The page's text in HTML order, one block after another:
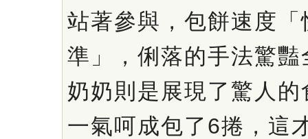
站著參與，包餅速度「
準」，俐落的手法驚
奶奶則是展現了驚人
一氣呵成包了6捲，這